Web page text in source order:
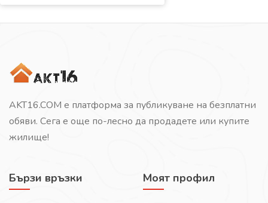
AKT16.COM е платформа за публикуване на безплатни
обяви. Сега е още по-лесно да продадете или купите
жилище!
Бързи връзки Моят профил